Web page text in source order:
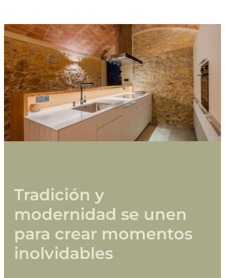
Tradición y
modernidad se unen
para crear momentos
inolvidables